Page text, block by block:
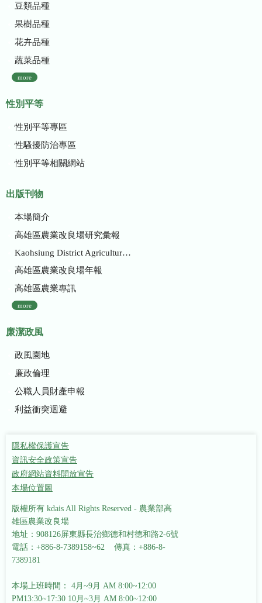
豆類品種
果樹品種
花卉品種
蔬菜品種
more
性別平等
性別平等專區
性騷擾防治專區
性別平等相關網站
出版刊物
本場簡介
高雄區農業改良場研究彙報
Kaohsiung District Agricultural Research and Extension Station
高雄區農業改良場年報
高雄區農業專訊
more
廉潔政風
政風園地
廉政倫理
公職人員財產申報
利益衝突迴避
隱私權保護宣告
資訊安全政策宣告
政府網站資料開放宣告
本場位置圖
版權所有 kdais All Rights Reserved - 農業部高
雄區農業改良場
地址：908126屏東縣長治鄉德和村德和路2-6號
電話：+886-8-7389158~62 傳真：+886-8-
7389181
本場上班時間： 4月~9月 AM 8:00~12:00
PM13:30~17:30 10月~3月 AM 8:00~12:00